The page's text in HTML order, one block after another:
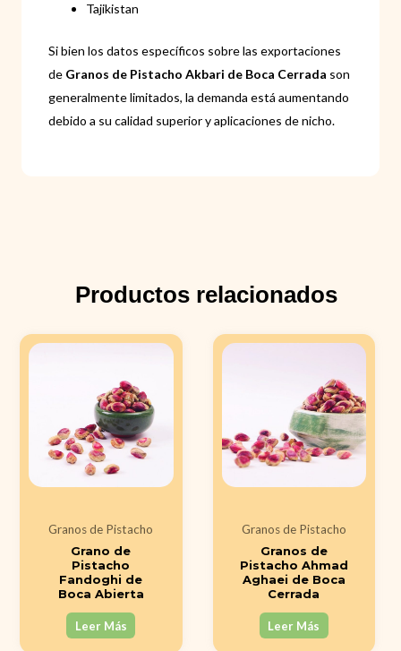
Tajikistan
Si bien los datos específicos sobre las exportaciones
de Granos de Pistacho Akbari de Boca Cerrada son
generalmente limitados, la demanda está aumentando
debido a su calidad superior y aplicaciones de nicho.
Productos relacionados
Granos de Pistacho
Grano de
Pistacho
Fandoghi de
Boca Abierta
Leer Más
Granos de Pistacho
Granos de
Pistacho Ahmad
Aghaei de Boca
Cerrada
Leer Más